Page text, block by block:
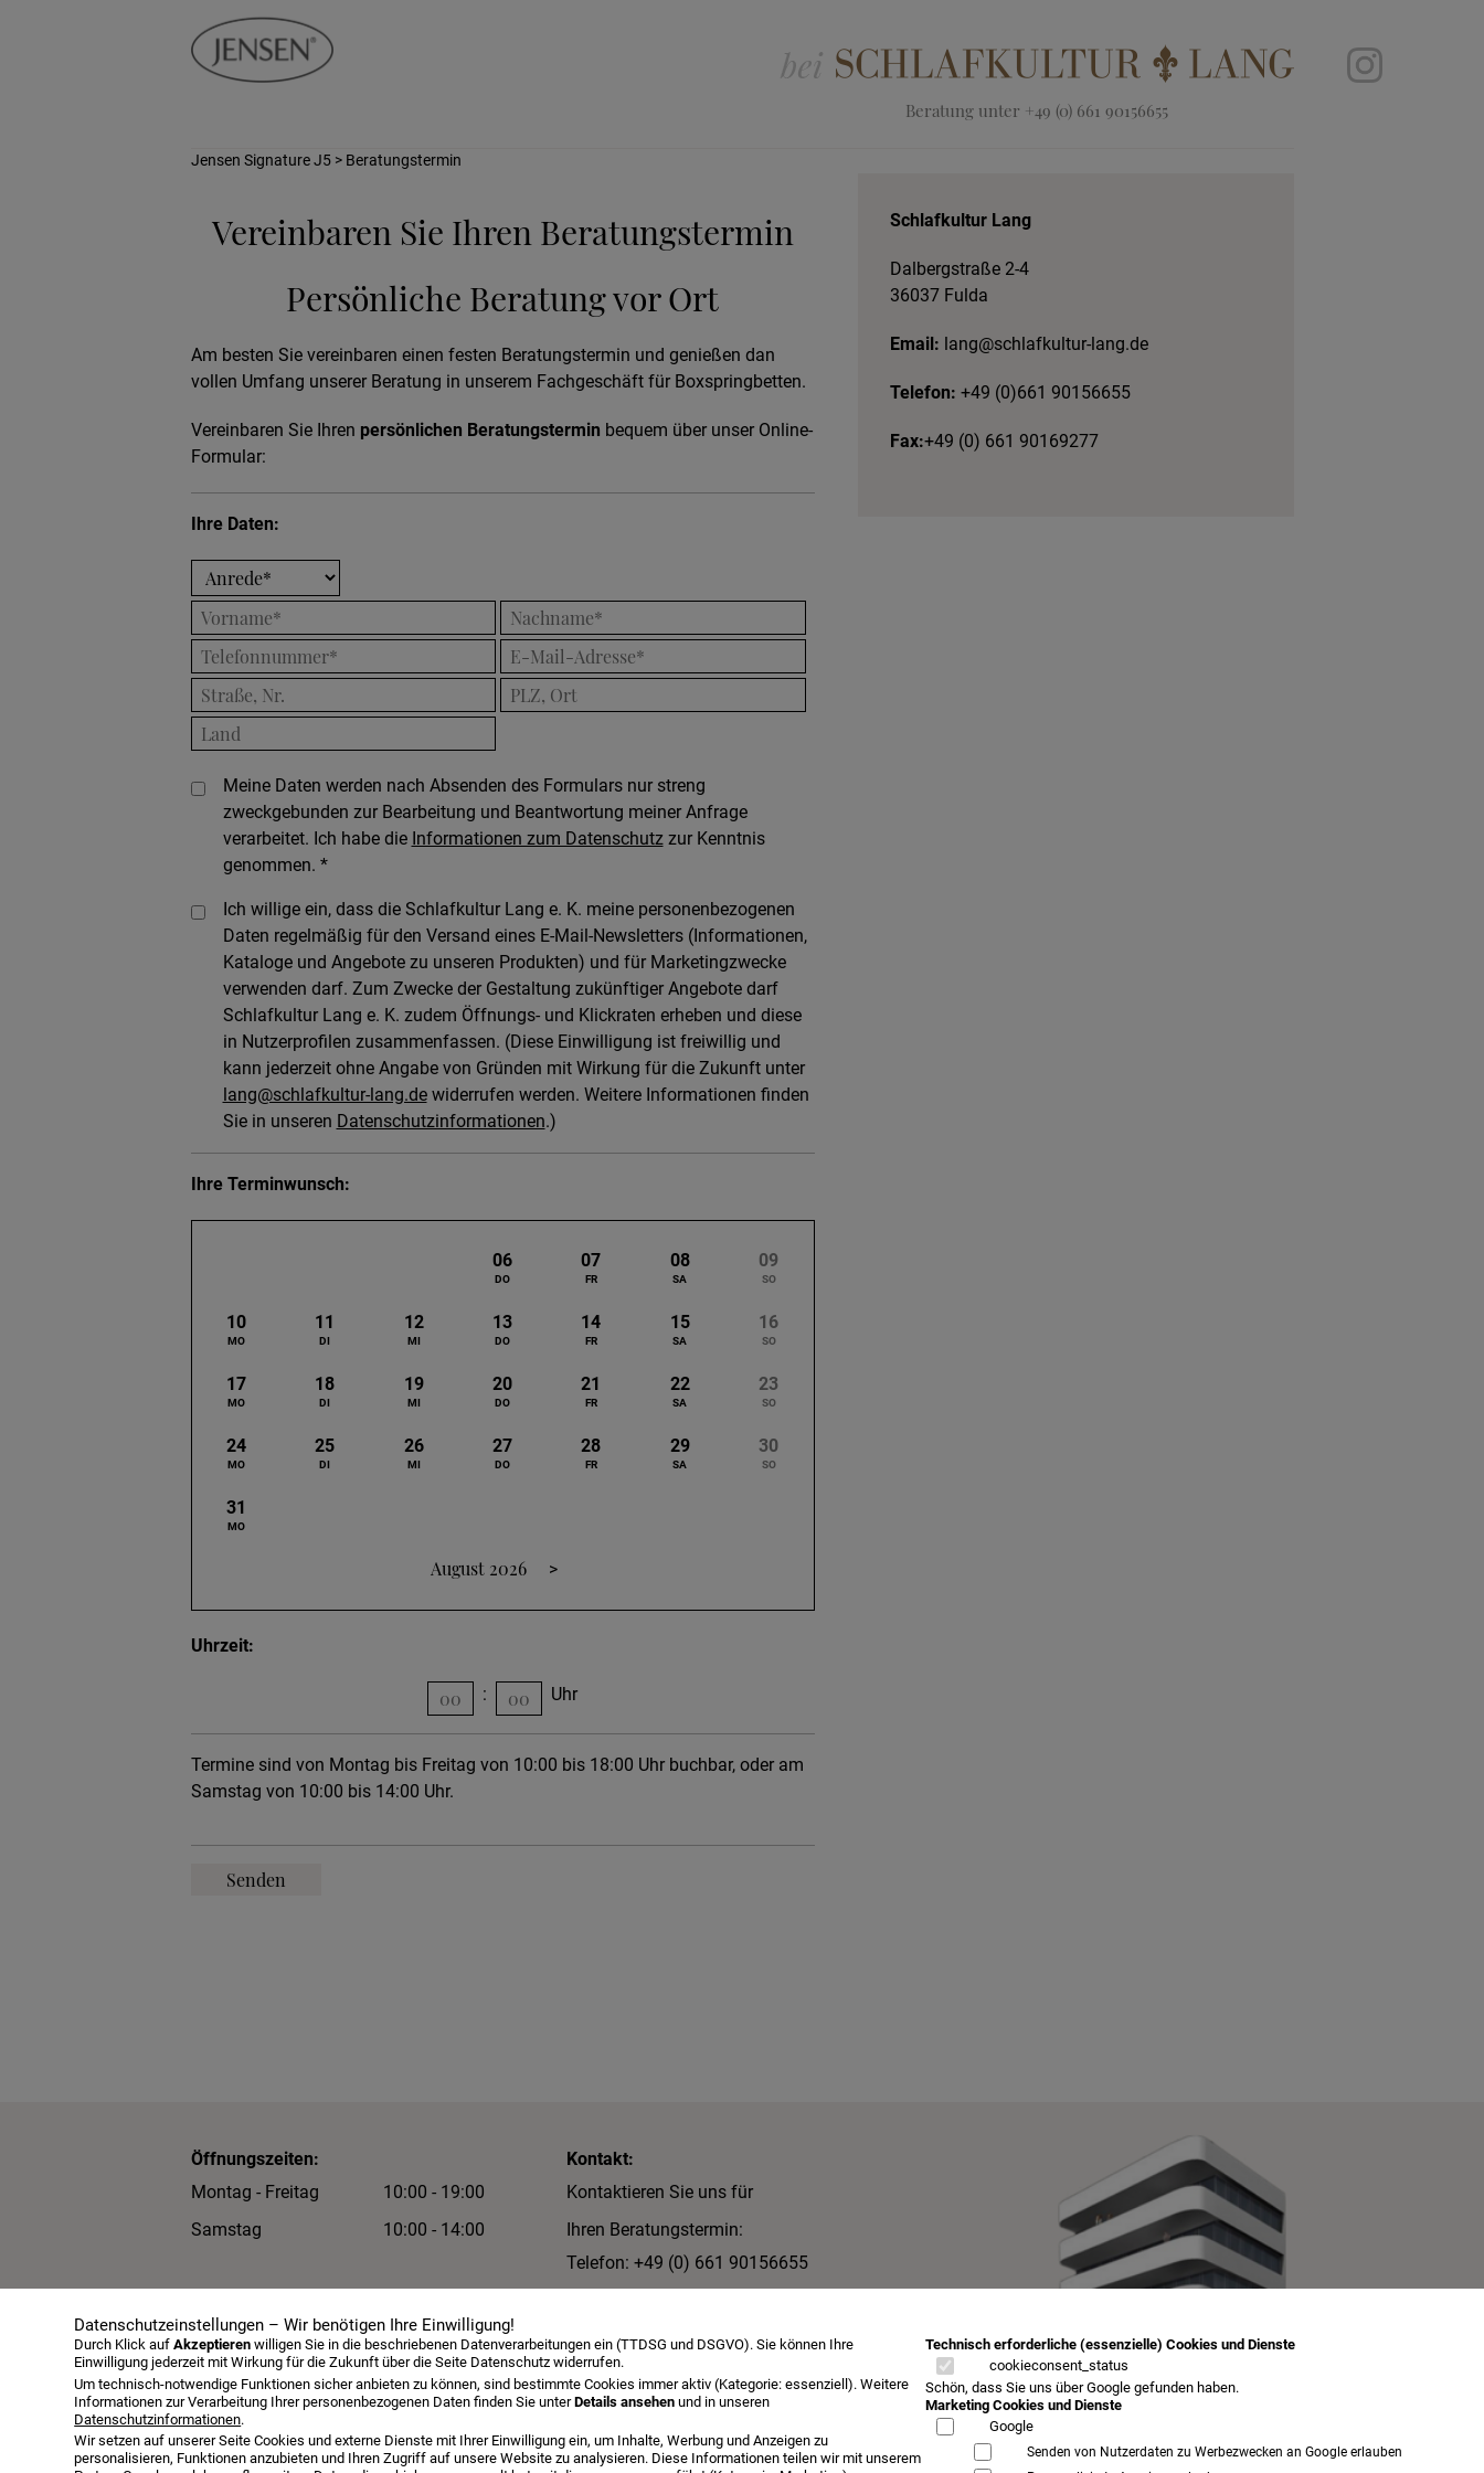
Beratung unter +49 (0) 661 90156655
Jensen Signature J5> Beratungstermin
Vereinbaren Sie Ihren Beratungstermin
Persönliche Beratung vor Ort
Am besten Sie vereinbaren einen festen Beratungstermin und genießen dan
vollen Umfang unserer Beratung in unserem Fachgeschäft für Boxspringbetten.
Vereinbaren Sie Ihren persönlichen Beratungstermin bequem über unser Online-
Formular:
Ihre Daten
Meine Daten werden nach Absenden des Formulars nur streng
zweckgebunden zur Bearbeitung und Beantwortung meiner Anfrage
verarbeitet. Ich habe die Informationen zum Datenschutzzur Kenntnis
genommen. *
Ich willige ein, dass die Schlafkultur Lang e. K. meine personenbezogenen
Daten regelmäßig für den Versand eines E-Mail-Newsletters (Informationen,
Kataloge und Angebote zu unseren Produkten) und für Marketingzwecke
verwenden darf. Zum Zwecke der Gestaltung zukünftiger Angebote darf
Schlafkultur Lang e. K. zudem Öffnungs- und Klickraten erheben und diese
in Nutzerprofilen zusammenfassen. (Diese Einwilligung ist freiwillig und
kann jederzeit ohne Angabe von Gründen mit Wirkung für die Zukunft unter
lang@schlafkultur-lang.dewiderrufen werden. Weitere Informationen finden
Sie in unseren Datenschutzinformationen.)
Ihre Terminwunsch
06 07 08 09
10 11 12 13 14 15 16
17 18 19 20 21 22 23
24 25 26 27 28 29 30
31
August 2026 >
Uhrzeit
: Uhr
Termine sind von Montag bis Freitag von 10:00 bis 18:00 Uhr buchbar, oder am
Samstag von 10:00 bis 14:00 Uhr.
Schlafkultur Lang
Dalbergstraße 2-4
36037 Fulda
Email: lang@schlafkultur-lang.de
Telefon: +49 (0)661 90156655
Fax:+49 (0) 661 90169277
Öffnungszeiten:
Montag - Freitag
10:00 - 19:00
Samstag
10:00 - 14:00
Terminabsprache.
Kontakt:
Kontaktieren Sie uns für
Ihren Beratungstermin:
Telefon: +49 (0) 661 90156655
Email:lang@schlafkultur-lang.de
Schlafkultur Lang e.K.
Inh. Lutz Allister Lang
Dalbergstraße 2-4
36037 Fulda
Datenschutzeinstellungen – Wir benötigen Ihre Einwilligung!
Durch Klick aufAkzeptieren willigen Sie in die beschriebenen Datenverarbeitungen ein (TTDSG und DSGVO). Sie können Ihre
Einwilligung jederzeit mit Wirkung für die Zukunft über die Seite Datenschutz widerrufen.
Um technisch-notwendige Funktionen sicher anbieten zu können, sind bestimmte Cookies immer aktiv (Kategorie: essenziell). Weitere
Informationen zur Verarbeitung Ihrer personenbezogenen Daten finden Sie unterDetails ansehen und in unseren
Datenschutzinformationen.
Wir setzen auf unserer Seite Cookies und externe Dienste mit Ihrer Einwilligung ein, um Inhalte, Werbung und Anzeigen zu
personalisieren, Funktionen anzubieten und Ihren Zugriff auf unsere Website zu analysieren. Diese Informationen teilen wir mit unserem
Technisch erforderliche (essenzielle) Cookies und Dienste
cookieconsent_status
Schön, dass Sie uns über Google gefunden haben.
Marketing Cookies und Dienste
Google
Senden von Nutzerdaten zu Werbezwecken an Google erlauben